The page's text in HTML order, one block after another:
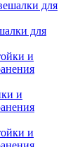
для
и